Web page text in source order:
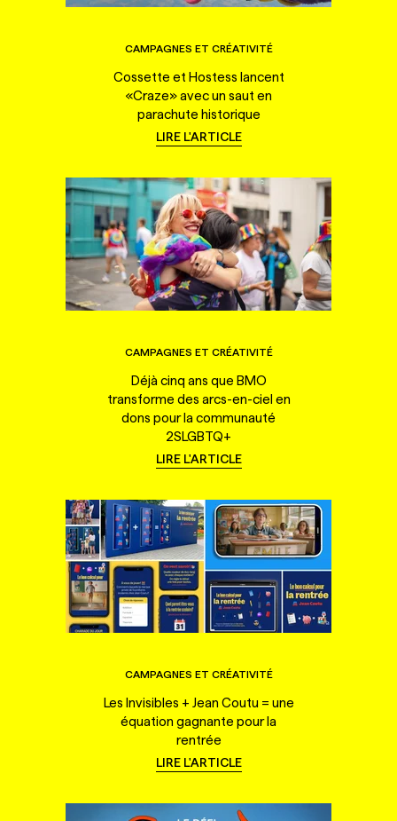
CAMPAGNES ET CRÉATIVITÉ
Cossette et Hostess lancent
«Craze» avec un saut en
parachute historique
LIRE L'ARTICLE
CAMPAGNES ET CRÉATIVITÉ
Déjà cinq ans que BMO
transforme des arcs-en-ciel en
dons pour la communauté
2SLGBTQ+
LIRE L'ARTICLE
CAMPAGNES ET CRÉATIVITÉ
Les Invisibles + Jean Coutu = une
équation gagnante pour la
rentrée
LIRE L'ARTICLE